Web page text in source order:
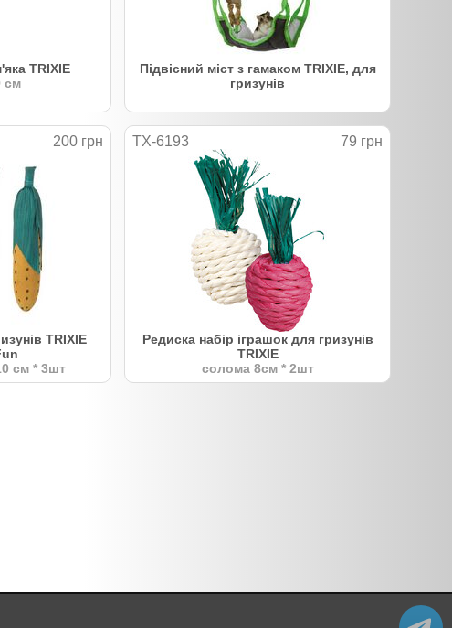
TRIXIE
см
Підвісний міст з гамаком TRIXIE, для
гризунів
200 грн
TRIXIE
см * 3шт
TX-6193 79 грн
Редиска набір іграшок для гризунів
TRIXIE
солома 8см * 2шт